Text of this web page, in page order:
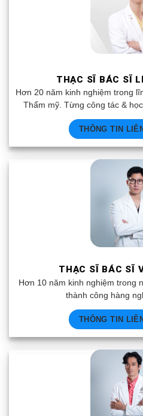
THẠC SĨ BÁC SĨ
Hơn 20 năm kinh nghiệm trong
Thẩm mỹ. Từng công tác &
THÔNG TIN
THẠC SĨ BÁC SĨ
Hơn 10 năm kinh nghiệm trong
thành công hàng
THÔNG TIN